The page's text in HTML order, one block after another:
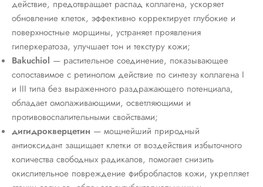
действие, предотвращает распад коллагена, ускоряет
обновление клеток, эффективно корректирует глубокие и
поверхностные морщины, устраняет проявления
гиперкератоза, улучшает тон и текстуру кожи;
Bakuchiol — растительное соединение, показывающее
сопоставимое с ретинолом действие по синтезу коллагена I
и III типа без выраженного раздражающего потенциала,
обладает омолаживающими, осветляющими и
противовоспалительными свойствами;
дигидрокверцетин — мощнейший природный
антиоксидант защищает клетки от воздействия избыточного
количества свободных радикалов, помогает снизить
окислительное повреждение фибробластов кожи, укрепляет